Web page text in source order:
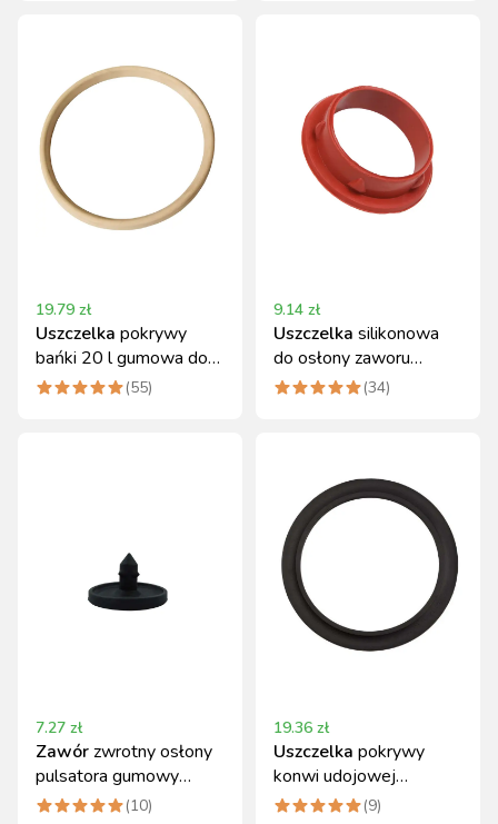
19.79 zł
Uszczelka pokrywy
bańki 20 l gumowa do
konwi
(55)
9.14 zł
Uszczelka silikonowa
do osłony zaworu
pulsatora Canagri
(34)
7.27 zł
Zawórzwrotny osłony
pulsatora gumowy
Canagri
(10)
19.36 zł
Uszczelka pokrywy
konwi udojowej
nierdzewnej gumowa
(9)